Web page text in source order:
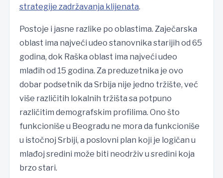
strategije zadržavanja klijenata.
Postoje i jasne razlike po oblastima. Zaječarska
oblast ima najveći udeo stanovnika starijih od 65
godina, dok Raška oblast ima najveći udeo
mlađih od 15 godina. Za preduzetnika je ovo
dobar podsetnik da Srbija nije jedno tržište, već
više različitih lokalnih tržišta sa potpuno
različitim demografskim profilima. Ono što
funkcioniše u Beogradu ne mora da funkcioniše
u istočnoj Srbiji, a poslovni plan koji je logičan u
mlađoj sredini može biti neodrživ u sredini koja
brzo stari.